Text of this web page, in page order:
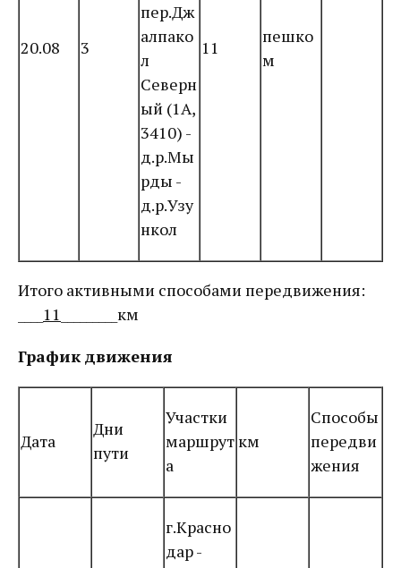
20.08 3
пер.Дж
алпако
л
Северн
ый (1А,
3410) -
д.р.Мы
рды -
д.р.Узу
нкол
11
пешко
м
Итого активными способами передвижения:
11 _________км
График движения
Дата
Дни
пути
Участки
маршрут
а
км
Способы
передви
жения
г.Красно
дар -